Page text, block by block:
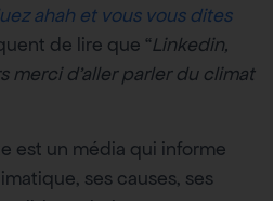
ahah et vous vous dites
de lire que “Linkedin,
merci d’aller parler du climat
est un média qui informe
ses causes, ses